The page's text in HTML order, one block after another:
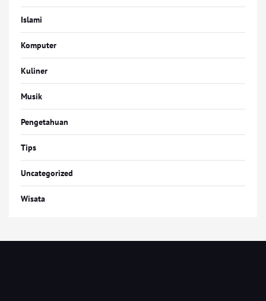
Islami
Komputer
Kuliner
Musik
Pengetahuan
Tips
Uncategorized
Wisata